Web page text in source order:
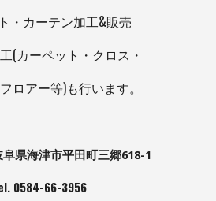
・カーテン加工&販売
(カーペット・クロス・
ロアー等)も行います。
県海津市平田町三郷618-1
0584-66-3956